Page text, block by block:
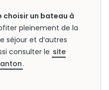
choisir un bateau à
pleinement de la
séjour et d’autres
consulter le site
.